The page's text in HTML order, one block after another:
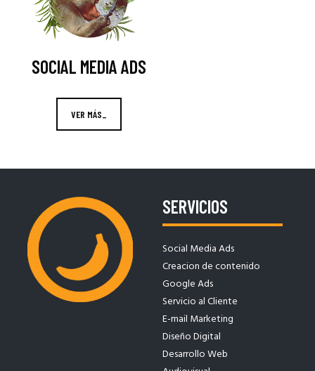
SOCIAL MEDIA ADS
VER MÁS_
SERVICIOS
Social Media Ads
Creacion de contenido
Google Ads
Servicio al Cliente
E-mail Marketing
Diseño Digital
Desarrollo Web